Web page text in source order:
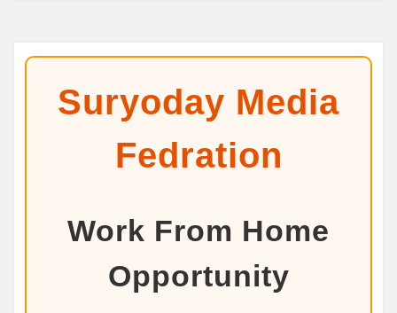
Suryoday Media
Fedration
Work From Home
Opportunity